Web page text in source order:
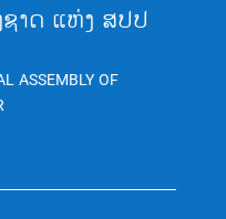
າດ ແຫ່ງ ສປປ
ASSEMBLY OF